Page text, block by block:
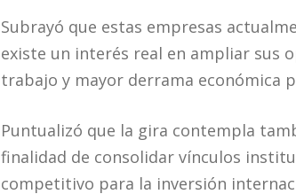
Subrayó que estas empresas
existe un interés real en ampliar sus
trabajo y mayor derrama económica
Puntualizó que la gira contempla
finalidad de consolidar vínculos
competitivo para la inversión